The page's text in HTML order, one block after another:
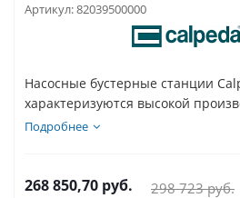
Артикул:82039500000
Насосные бустерные станции
характеризуются высокой
Подробнее
268 850,70 руб. 298 723руб.